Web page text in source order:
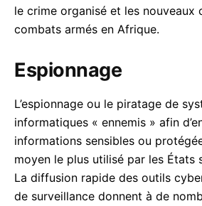
le crime organisé et les nouveaux
combats armés en Afrique.
Espionnage
L’espionnage ou le piratage de
informatiques « ennemis » afin
informations sensibles ou
moyen le plus utilisé par les États
La diffusion rapide des outils
de surveillance donnent à de